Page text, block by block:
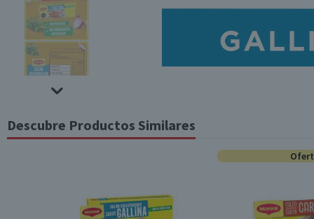
Descubre Productos Similares